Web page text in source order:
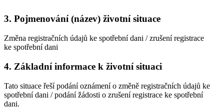
3. Pojmenování (název) životní situace
Změna registračních údajů ke spotřební dani / zrušení registrace
ke spotřební dani
4. Základní informace k životní situaci
Tato situace řeší podání oznámení o změně registračních údajů ke
spotřební dani / podání žádosti o zrušení registrace ke spotřební
dani.